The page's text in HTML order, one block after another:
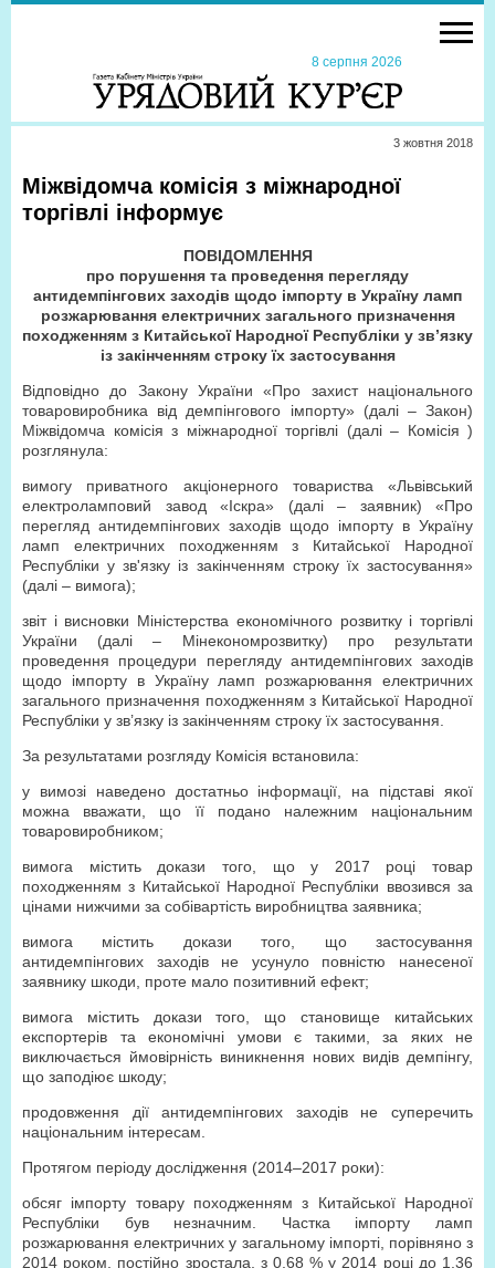
8 серпня 2026
3 жовтня 2018
Міжвідомча комісія з міжнародної
торгівлі інформує
ПОВІДОМЛЕННЯ
про порушення та проведення перегляду
антидемпінгових заходів щодо імпорту в Україну ламп
розжарювання електричних загального призначення
походженням з Китайської Народної Республіки у зв’язку
із закінченням строку їх застосування
Відповідно до Закону України «Про захист національного
товаровиробника від демпінгового імпорту» (далі – Закон)
Міжвідомча комісія з міжнародної торгівлі (далі – Комісія )
розглянула:
вимогу приватного акціонерного товариства «Львівський
електроламповий завод «Іскра» (далі – заявник) «Про
перегляд антидемпінгових заходів щодо імпорту в Україну
ламп електричних походженням з Китайської Народної
Республіки у зв'язку із закінченням строку їх застосування»
(далі – вимога);
звіт і висновки Міністерства економічного розвитку і торгівлі
України (далі – Мінекономрозвитку) про результати
проведення процедури перегляду антидемпінгових заходів
щодо імпорту в Україну ламп розжарювання електричних
загального призначення походженням з Китайської Народної
Республіки у зв’язку із закінченням строку їх застосування.
За результатами розгляду Комісія встановила:
у вимозі наведено достатньо інформації, на підставі якої
можна вважати, що її подано належним національним
товаровиробником;
вимога містить докази того, що у 2017 році товар
походженням з Китайської Народної Республіки ввозився за
цінами нижчими за собівартість виробництва заявника;
вимога містить докази того, що застосування
антидемпінгових заходів не усунуло повністю нанесеної
заявнику шкоди, проте мало позитивний ефект;
вимога містить докази того, що становище китайських
експортерів та економічні умови є такими, за яких не
виключається ймовірність виникнення нових видів демпінгу,
що заподіює шкоду;
продовження дії антидемпінгових заходів не суперечить
національним інтересам.
Протягом періоду дослідження (2014‒2017 роки):
обсяг імпорту товару походженням з Китайської Народної
Республіки був незначним. Частка імпорту ламп
розжарювання електричних у загальному імпорті, порівняно з
2014 роком, постійно зростала, з 0,68 % у 2014 році до 1,36